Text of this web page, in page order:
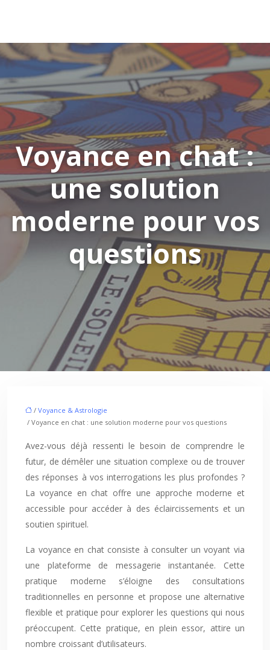
Voyance en chat :
une solution
moderne pour vos
questions
/ Voyance & Astrologie
/ Voyance en chat : une solution moderne pour vos questions
Avez-vous déjà ressenti le besoin de comprendre le
futur, de démêler une situation complexe ou de trouver
des réponses à vos interrogations les plus profondes ?
La voyance en chat offre une approche moderne et
accessible pour accéder à des éclaircissements et un
soutien spirituel.
La voyance en chat consiste à consulter un voyant via
une plateforme de messagerie instantanée. Cette
pratique moderne s’éloigne des consultations
traditionnelles en personne et propose une alternative
flexible et pratique pour explorer les questions qui nous
préoccupent. Cette pratique, en plein essor, attire un
nombre croissant d’utilisateurs.